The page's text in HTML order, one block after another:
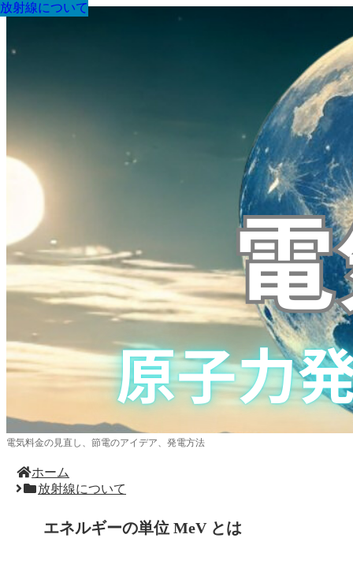
電気料金の見直し、節電のアイデア、発電方法
ホーム
放射線について
エネルギーの単位 MeV とは
放射線について
放射線について
放射線について
放射線について
放射線について
放射線について
放射線について
放射線について
放射線について